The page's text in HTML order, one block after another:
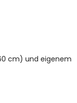
cm) und eigenem